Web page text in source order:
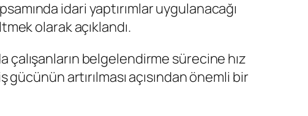
idari yaptırımlar uygulanacağı
olarak açıklandı.
belgelendirme sürecine hız
artırılması açısından önemli bir